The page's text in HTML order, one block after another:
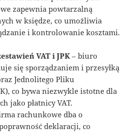
zapewnia powtarzalną
w księdze, co umożliwia
i kontrolowanie kosztami.
VAT i JPK – biuro
się sporządzaniem i przesyłką
Jednolitego Pliku
co bywa niezwykle istotne dla
jako płatnicy VAT.
rachunkowe dba o
deklaracji, co